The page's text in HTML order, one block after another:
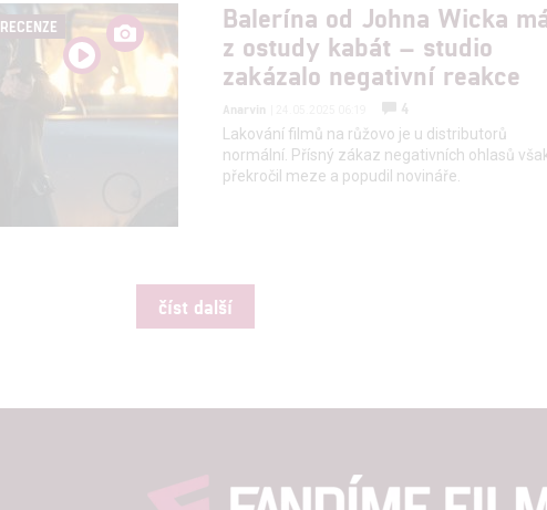
RECENZE
Balerína od Johna Wicka
z ostudy kabát – studio
zakázalo negativní reakce
Anarvin
4
Lakování filmů na růžovo je u distributorů
normální. Přísný zákaz negativních ohlasů
překročil meze a popudil novináře.
číst další